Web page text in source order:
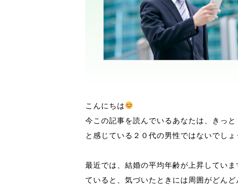
こんにちは
今この記事を読んでいるあなたは、きっ
と感じている２０代の男性ではないでしょ
最近では、結婚の平均年齢が上昇してい
ていると、気づいたときには周囲がどん